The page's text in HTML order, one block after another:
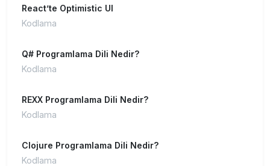
React’te Optimistic UI
Kodlama
Q# Programlama Dili Nedir?
Kodlama
REXX Programlama Dili Nedir?
Kodlama
Clojure Programlama Dili Nedir?
Kodlama